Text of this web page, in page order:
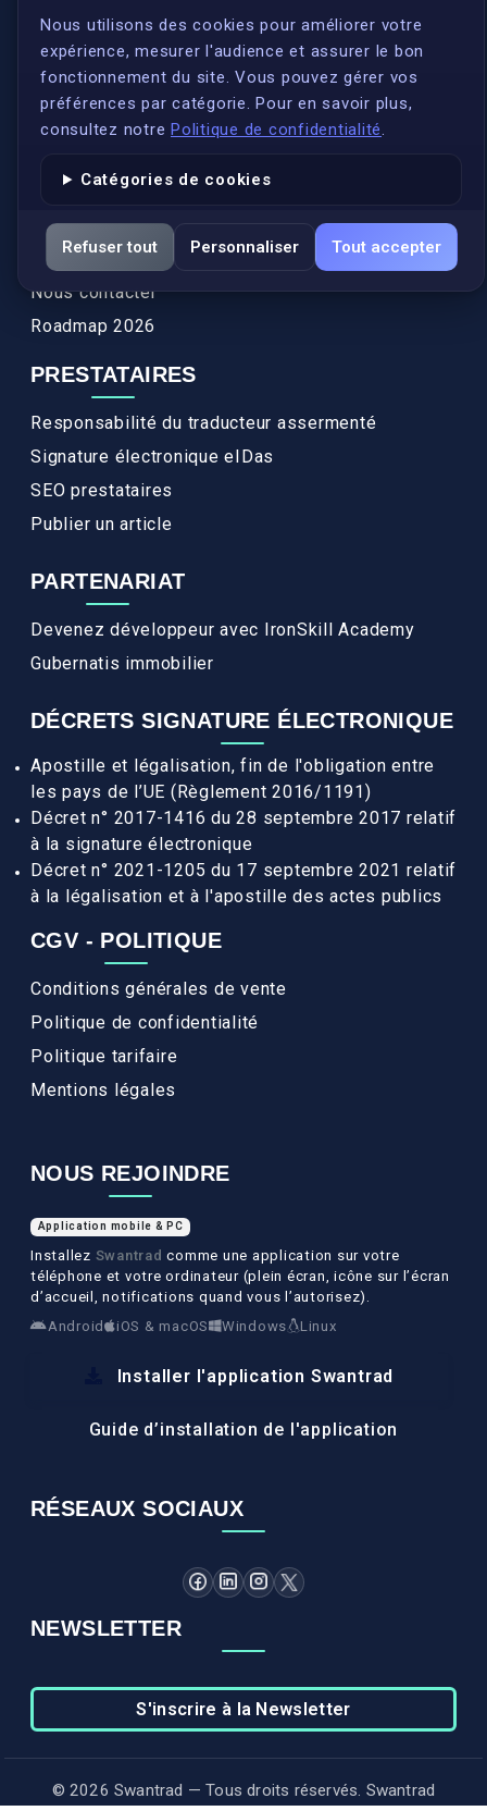
Nous utilisons des cookies pour améliorer votre
expérience, mesurer l'audience et assurer le bon
fonctionnement du site. Vous pouvez gérer vos
préférences par catégorie. Pour en savoir plus,
consultez notre Politique de confidentialité.
Catégories de cookies
Refuser tout Personnaliser Tout accepter
S'inscrire
Qui sommes-nous ?
Annuaires des traducteurs assermentés
Actualités
Services
FAQ
Nous contacter
Roadmap 2026
PRESTATAIRES
Responsabilité du traducteur assermenté
Signature électronique eIDas
SEO prestataires
Publier un article
PARTENARIAT
Devenez développeur avec IronSkill Academy
Gubernatis immobilier
DÉCRETS SIGNATURE ÉLECTRONIQUE
Apostille et légalisation, fin de l'obligation entre
les pays de l’UE (Règlement 2016/1191)
Décret n° 2017-1416 du 28 septembre 2017 relatif
à la signature électronique
Décret n° 2021-1205 du 17 septembre 2021 relatif
à la légalisation et à l'apostille des actes publics
CGV - POLITIQUE
Conditions générales de vente
Politique de confidentialité
Politique tarifaire
Mentions légales
NOUS REJOINDRE
Application mobile & PC
Installez Swantrad comme une application sur votre
téléphone et votre ordinateur (plein écran, icône sur l’écran
d’accueil, notifications quand vous l’autorisez).
Android
iOS & macOS Windows Linux
Installer l'application Swantrad
Guide d’installation de l'application
RÉSEAUX SOCIAUX
NEWSLETTER
S'inscrire à la Newsletter
© 2026 Swantrad — Tous droits réservés. Swantrad